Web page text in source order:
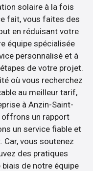
solaire à la fois
fait, vous faites des
en réduisant votre
équipe spécialisée
personnalisé et à
de votre projet.
où vous recherchez
au meilleur tarif,
à Anzin-Saint-
offrons un rapport
un service fiable et
Car, vous soutenez
des pratiques
de notre équipe